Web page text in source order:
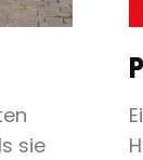
sie